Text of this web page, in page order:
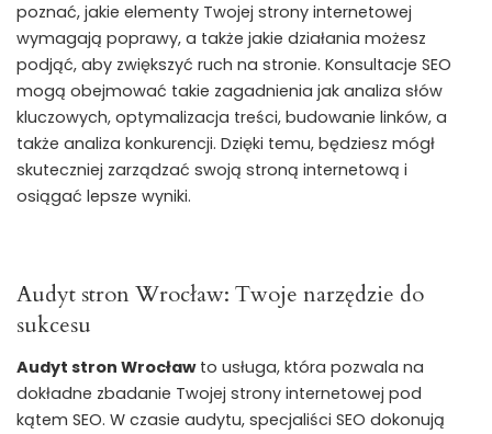
poznać, jakie elementy Twojej strony internetowej
wymagają poprawy, a także jakie działania możesz
podjąć, aby zwiększyć ruch na stronie. Konsultacje SEO
mogą obejmować takie zagadnienia jak analiza słów
kluczowych, optymalizacja treści, budowanie linków, a
także analiza konkurencji. Dzięki temu, będziesz mógł
skuteczniej zarządzać swoją stroną internetową i
osiągać lepsze wyniki.
Audyt stron Wrocław: Twoje narzędzie do
sukcesu
Audyt stron Wrocławto usługa, która pozwala na
dokładne zbadanie Twojej strony internetowej pod
kątem SEO. W czasie audytu, specjaliści SEO dokonują